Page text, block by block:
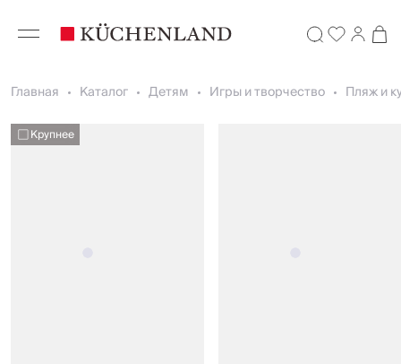
Главная Каталог Детям Игры и творчество Пляж и
Крупнее